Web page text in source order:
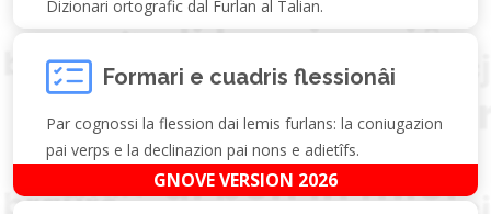
Dizionari ortografic dal Furlan al Talian.
Formari e cuadris flessionâi
Par cognossi la flession dai lemis furlans: la coniugazion
pai verps e la declinazion pai nons e adietîfs.
GNOVE VERSION 2026